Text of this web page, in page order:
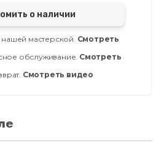
о наличии
нашей мастерской. Смотреть
обслуживание. Смотреть
Смотреть видео